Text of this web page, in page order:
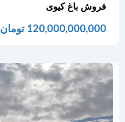
فروش باغ کیوی
120,000,000,000 تومان